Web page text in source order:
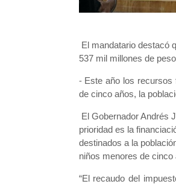
El mandatario destacó
537 mil millones de
⁃ Este año los
de cinco años, la
El Gobernador Andrés
prioridad es la
destinados a la
niños menores de
“El recaudo del